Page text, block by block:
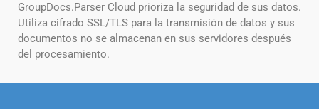
GroupDocs.Parser Cloud prioriza la seguridad de sus datos.
Utiliza cifrado SSL/TLS para la transmisión de datos y sus
documentos no se almacenan en sus servidores después
del procesamiento.